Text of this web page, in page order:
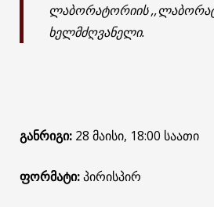
ლაბორატორიის
ხელმძღვანელი.
განრიგი: 28 მაისი, 18:00 საათი
ფორმატი:პირისპირ